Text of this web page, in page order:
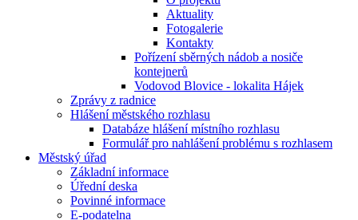
Aktuality
Fotogalerie
Kontakty
Pořízení sběrných nádob a nosiče
kontejnerů
Vodovod Blovice - lokalita Hájek
Zprávy z radnice
Hlášení městského rozhlasu
Databáze hlášení místního rozhlasu
Formulář pro nahlášení problému s rozhlasem
Městský úřad
Základní informace
Úřední deska
Povinné informace
E-podatelna